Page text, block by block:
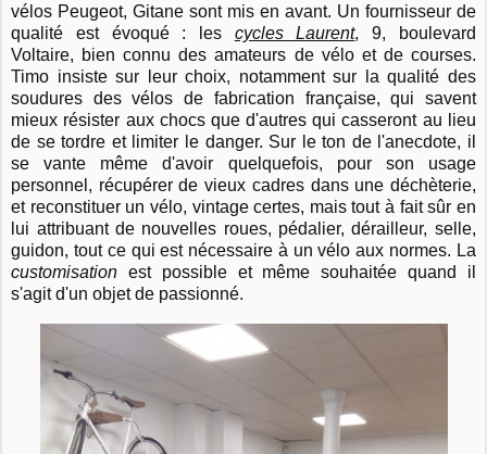
vélos Peugeot, Gitane sont mis en avant. Un fournisseur de
qualité est évoqué : les cycles Laurent, 9, boulevard
Voltaire, bien connu des amateurs de vélo et de courses.
Timo insiste sur leur choix, notamment sur la qualité des
soudures des vélos de fabrication française, qui savent
mieux résister aux chocs que d'autres qui casseront au lieu
de se tordre et limiter le danger. Sur le ton de l'anecdote, il
se vante même d'avoir quelquefois, pour son usage
personnel, récupérer de vieux cadres dans une déchèterie,
et reconstituer un vélo, vintage certes, mais tout à fait sûr en
lui attribuant de nouvelles roues, pédalier, dérailleur, selle,
guidon, tout ce qui est nécessaire à un vélo aux normes. La
customisation est possible et même souhaitée quand il
s'agit d'un objet de passionné.